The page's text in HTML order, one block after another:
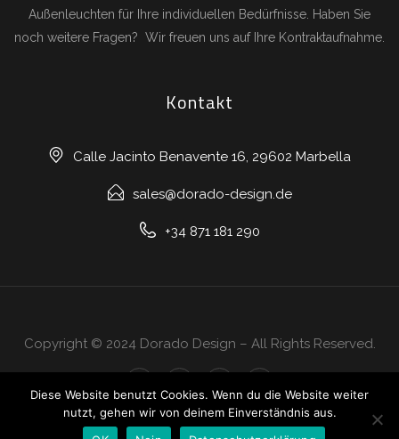
Außenleuchten für Ihre individuellen Bedürfnisse. Haben Sie
noch weitere Fragen? Wir freuen uns auf Ihre Kontraktaufnahme.
Kontakt
Calle Jacinto Benavente 16, 29602 Marbella
sales@dorado-design.de
+34 871 181 290
Copyright © 2024 Dorado Design – All Rights Reserved.
Diese Website benutzt Cookies. Wenn du die Website weiter
nutzt, gehen wir von deinem Einverständnis aus.